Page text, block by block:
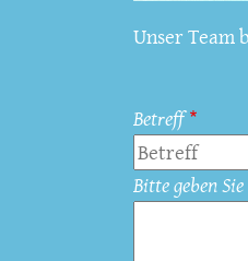
Unser Team
Betreff
Bitte geben